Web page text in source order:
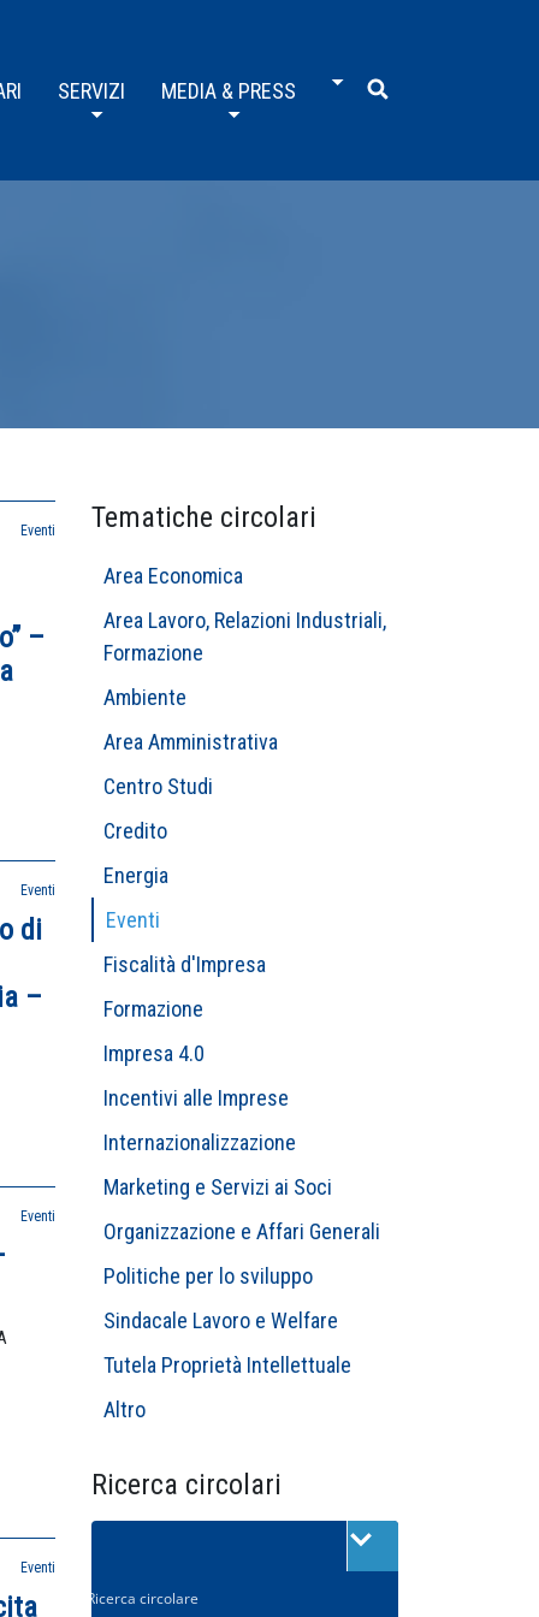
SERVIZI MEDIA & PRESS
Eventi
–
Eventi
di
–
Eventi
Eventi
Tematiche circolari
Area Economica
Area Lavoro, Relazioni Industriali,
Formazione
Ambiente
Area Amministrativa
Centro Studi
Credito
Energia
Eventi
Fiscalità d'Impresa
Formazione
Impresa 4.0
Incentivi alle Imprese
Internazionalizzazione
Marketing e Servizi ai Soci
Organizzazione e Affari Generali
Politiche per lo sviluppo
Sindacale Lavoro e Welfare
Tutela Proprietà Intellettuale
Altro
Ricerca circolari